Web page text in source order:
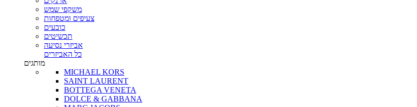
משקפי שמש
צעיפים ומטפחות
כובעים
תכשיטים
אביזרי נסיעה
כל האביזרים
מותגים
MICHAEL KORS
SAINT LAURENT
BOTTEGA VENETA
DOLCE & GABBANA